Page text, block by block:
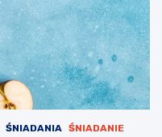
ŚNIADANIA ŚNIADANIE